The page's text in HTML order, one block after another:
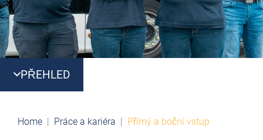
PŘEHLED
Home Práce a kariéra Přímý a boční vstup